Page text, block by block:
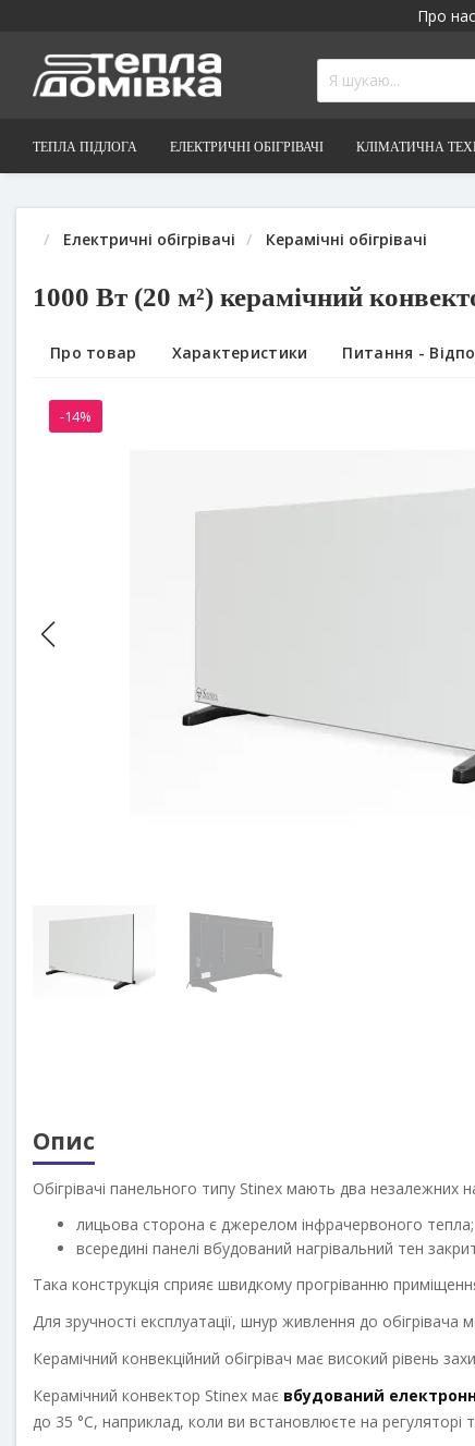
Про нас
ТЕПЛА ПІДЛОГА ЕЛЕКТРИЧНІ ОБІГРІВАЧІ КЛІМАТИЧНА
Електричні обігрівачі Керамічні обігрівачі
1000 Вт (20 м²) керамічний
Про товар Характеристики Питання -
-14%
Опис
Обігрівачі панельного типу Stinex мають два незалежних
лицьова сторона є джерелом інфрачервоного тепла;
всередині панелі вбудований нагрівальний тен
Така конструкція сприяє швидкому прогріванню
Для зручності експлуатації, шнур живлення до
Керамічний конвекційний обігрівач має високий рівень
Керамічний конвектор Stinex має вбудований
до 35 °С, наприклад, коли ви встановлюєте на регуляторі